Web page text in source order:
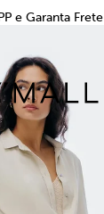
e Garanta Frete